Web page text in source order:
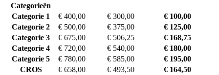
Categorieën
Categorie 1
€ 400,00 € 300,00
€ 100,00
Categorie 2
€ 500,00 € 375,00
€ 125,00
Categorie 3
€ 675,00 € 506,25
€ 168,75
Categorie 4
€ 720,00 € 540,00
€ 180,00
Categorie 5
€ 780,00 € 585,00
€ 195,00
CROS
€ 658,00 € 493,50
€ 164,50